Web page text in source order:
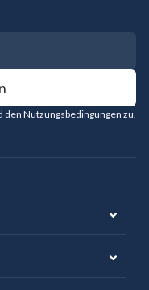
Nutzungsbedingungen zu.